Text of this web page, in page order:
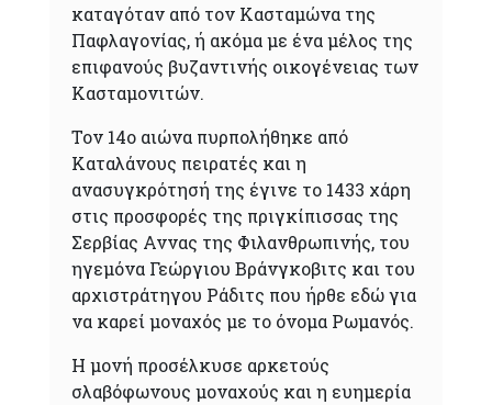
καταγόταν από τον Kασταμώνα της
Παφλαγονίας, ή ακόμα με ένα μέλος της
επιφανούς βυζαντινής οικογένειας των
Κασταμονιτών.
Τον 14ο αιώνα πυρπολήθηκε από
Καταλάνους πειρατές και η
ανασυγκρότησή της έγινε το 1433 χάρη
στις προσφορές της πριγκίπισσας της
Σερβίας Αννας της Φιλανθρωπινής, του
ηγεμόνα Γεώργιου Bράνγκοβιτς και του
αρχιστράτηγου Pάδιτς που ήρθε εδώ για
να καρεί μοναχός με το όνομα Ρωμανός.
Η μονή προσέλκυσε αρκετούς
σλαβόφωνους μοναχούς και η ευημερία